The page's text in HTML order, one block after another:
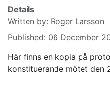
Details
Written by: Roger Larsson
Published: 06 December
Här finns en kopia på
konstituerande mötet den